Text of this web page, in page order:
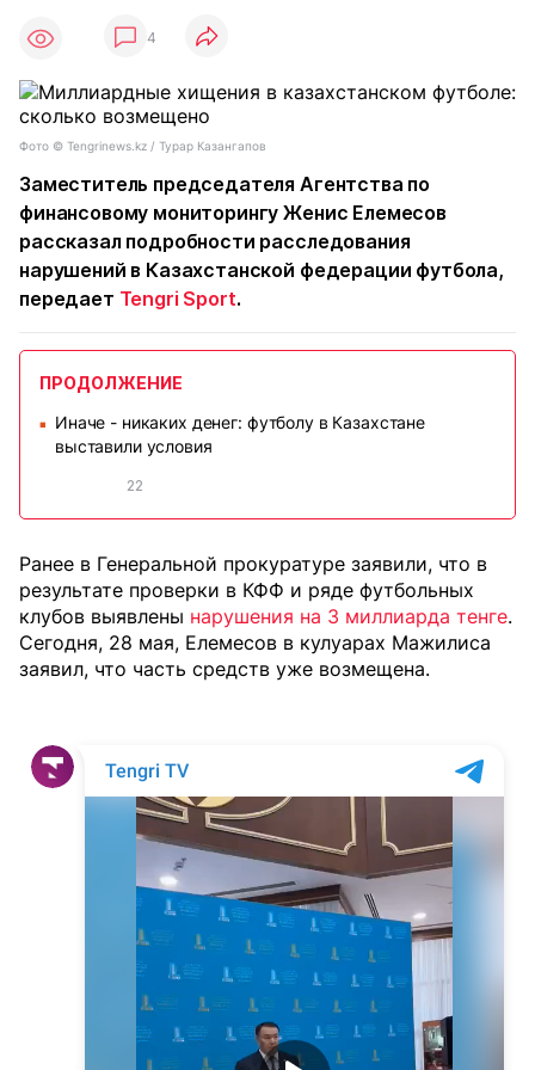
4
Фото ©️ Tengrinews.kz / Турар Казангапов
Заместитель председателя Агентства по
финансовому мониторингу Женис Елемесов
рассказал подробности расследования
нарушений в Казахстанской федерации футбола,
передает Tengri Sport.
ПРОДОЛЖЕНИЕ
■
Иначе - никаких денег: футболу в Казахстане
выставили условия
22
Ранее в Генеральной прокуратуре заявили, что в
результате проверки в КФФ и ряде футбольных
клубов выявлены нарушения на 3 миллиарда тенге.
Сегодня, 28 мая, Елемесов в кулуарах Мажилиса
заявил, что часть средств уже возмещена.